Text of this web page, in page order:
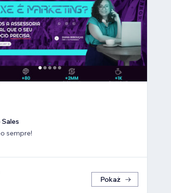
sempre!
Pokaż